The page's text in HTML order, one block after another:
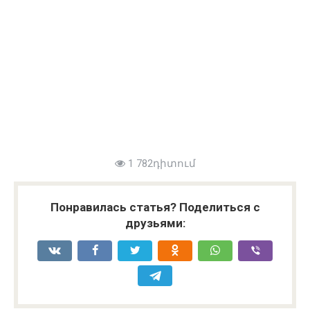
1 782դիտում
Понравилась статья? Поделиться с
друзьями: